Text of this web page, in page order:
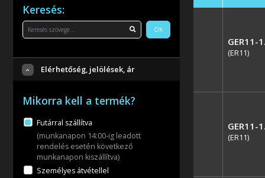
Keresés:
OK
Elérhetőség, jelölések, ár
Mikorra kell a termék?
Futárral szállítva
(munkanapon 14:00-ig leadott
rendelés esetén következő
munkanapon kiszállítva)
Személyes átvétellel
GER11-
(ER11)
GER11-
(ER11)